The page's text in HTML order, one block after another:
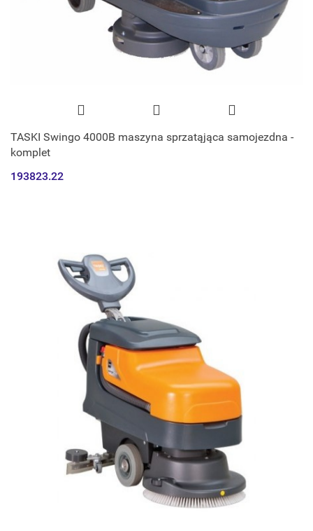
TASKI Swingo 4000B maszyna sprzatąjąca samojezdna -
komplet
193823.22